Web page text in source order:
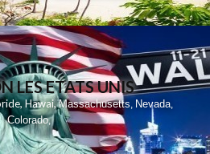
LES ETATS UNIS
,Hawai,Massachusetts, Nevada,
Colorado,